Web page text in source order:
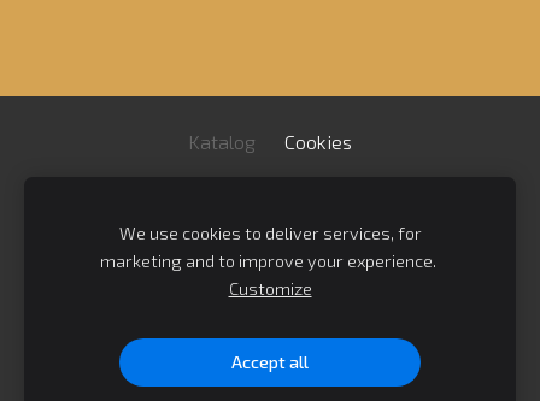
Katalog Cookies
Datenschutzrichtlinie/Kontakt
Bregenzer Straße 9-11 / Gewerbegebiet Ost / 03130
Spremberg / Im Herzen der Lausitz
We use cookies to deliver services, for
marketing and to improve your experience.
Customize
Accept all